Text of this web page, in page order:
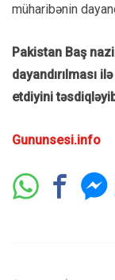
müharibənin
Pakistan Baş
dayandırılması
etdiyini
Gununsesi.info